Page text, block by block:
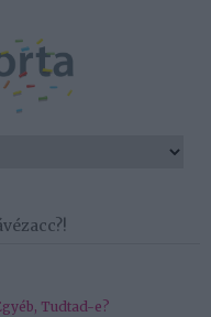
, Tudtad-e?